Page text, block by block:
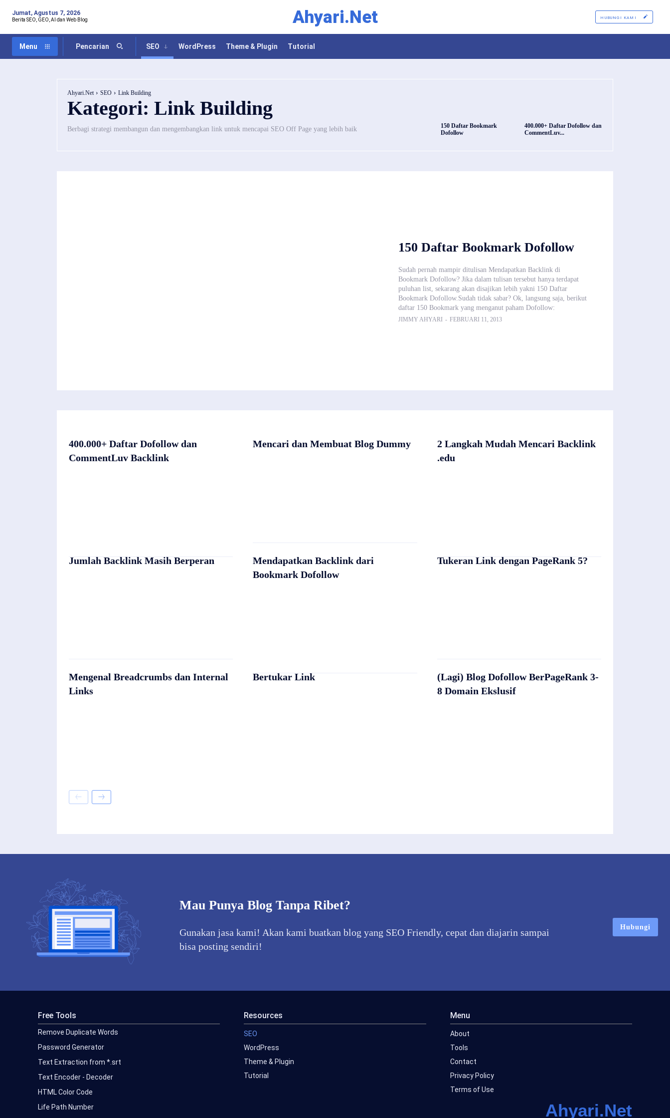
Jumat, Agustus 7, 2026
Berita SEO, GEO, AI dan Web Blog Ahyari.Net HUBUNGI KAMI
Menu Pencarian SEO WordPress Theme & Plugin Tutorial
Ahyari.Net SEO Link Building
Kategori: Link Building
Berbagi strategi membangun dan mengembangkan link untuk mencapai SEO Off Page yang lebih baik
150 Daftar Bookmark
Dofollow
400.000+ Daftar Dofollow dan
CommentLuv...
150 Daftar Bookmark Dofollow
Sudah pernah mampir ditulisan Mendapatkan Backlink di
Bookmark Dofollow? Jika dalam tulisan tersebut hanya terdapat
puluhan list, sekarang akan disajikan lebih yakni 150 Daftar
Bookmark Dofollow.Sudah tidak sabar? Ok, langsung saja, berikut
daftar 150 Bookmark yang menganut paham Dofollow:
JIMMY AHYARI - FEBRUARI 11, 2013
400.000+ Daftar Dofollow dan
CommentLuv Backlink
Mencari dan Membuat Blog Dummy
2 Langkah Mudah Mencari Backlink
.edu
Jumlah Backlink Masih Berperan
Mendapatkan Backlink dari
Bookmark Dofollow
Tukeran Link dengan PageRank 5?
Mengenal Breadcrumbs dan Internal
Links
Bertukar Link
(Lagi) Blog Dofollow BerPageRank 3-
8 Domain Ekslusif
Mau Punya Blog Tanpa Ribet?
Gunakan jasa kami! Akan kami buatkan blog yang SEO Friendly, cepat dan diajarin sampai
bisa posting sendiri!
Hubungi
Free Tools
Remove Duplicate Words
Password Generator
Text Extraction from *.srt
Text Encoder - Decoder
HTML Color Code
Life Path Number
Resources
SEO
WordPress
Theme & Plugin
Tutorial
Menu
About
Tools
Contact
Privacy Policy
Terms of Use
Ahyari.Net